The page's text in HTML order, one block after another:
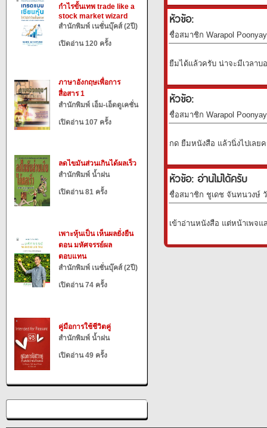
กำไรขั้นเทพ trade like a
stock market wizard
สำนักพิมพ์ เนชั่นบุ๊คส์ (2ปี)
เปิดอ่าน 120 ครั้ง
ภาษาอังกฤษเพื่อการ
สื่อสาร 1
สำนักพิมพ์ เอ็ม-เอ็ดดูเคชั่น
เปิดอ่าน 107 ครั้ง
ลดไขมันส่วนเกินได้ผลเร็ว
สำนักพิมพ์ น้ำฝน
เปิดอ่าน 81 ครั้ง
เพาะหุ้นเป็น เห็นผลยั่งยืน
ตอน มหัศจรรย์ผล
ตอบแทน
สำนักพิมพ์ เนชั่นบุ๊คส์ (2ปี)
เปิดอ่าน 74 ครั้ง
คู่มือการใช้ชีวิตคู่
สำนักพิมพ์ น้ำฝน
เปิดอ่าน 49 ครั้ง
หัวข้อ:
ชื่อสมาชิก Warapol
ยืมได้แล้วครับ น่าจะมีเวลาบ
หัวข้อ:
ชื่อสมาชิก Warapol
กด ยืมหนังสือ แล้วนิ่งไปเลย
หัวข้อ: อ่านไม่ได้ครับ
ชื่อสมาชิก ชูเดช จันทนวงษ์ วั
เข้าอ่านหนังสือ แต่หน้าเพจ